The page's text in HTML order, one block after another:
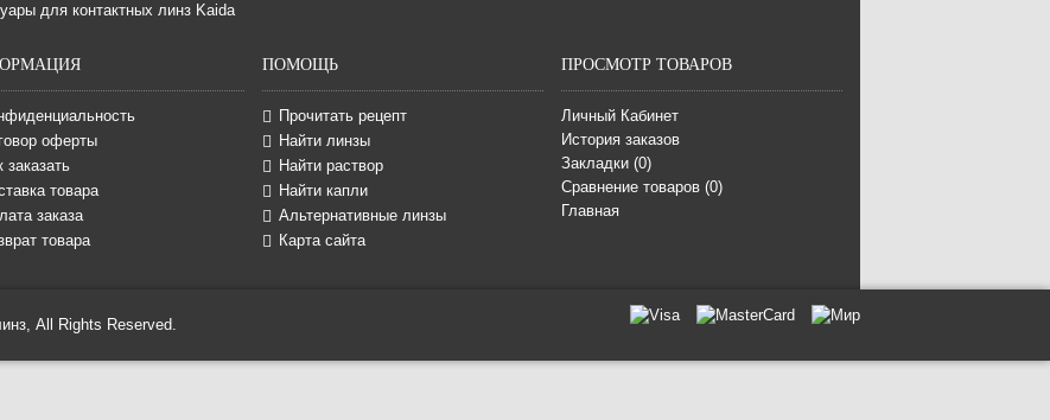
оферты
заказать
товара
заказа
товара
ПОМОЩЬ
Прочитать рецепт
Найти линзы
Найти раствор
Найти капли
Альтернативные линзы
Карта сайта
ПРОСМОТР ТОВАРОВ
Личный Кабинет
История заказов
Закладки (0)
Сравнение товаров (0)
Главная
All Rights Reserved.